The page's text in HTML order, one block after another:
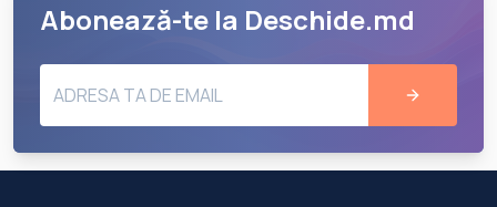
Abonează-te la Deschide.md